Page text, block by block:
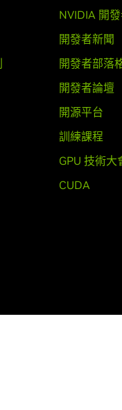
NVIDIA 開
開發者新聞
開發者部落
開發者論壇
開源平台
訓練課程
GPU 技術大
CUDA